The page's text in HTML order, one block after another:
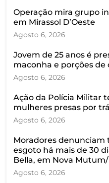
Operação mira grupo
em Mirassol D’Oeste
Agosto 6, 2026
Jovem de 25 anos é
maconha e porções de
Agosto 6, 2026
Ação da Polícia Militar
mulheres presas por
Agosto 6, 2026
Moradores
esgoto há mais de 30
Bella, em Nova
Agosto 6, 2026